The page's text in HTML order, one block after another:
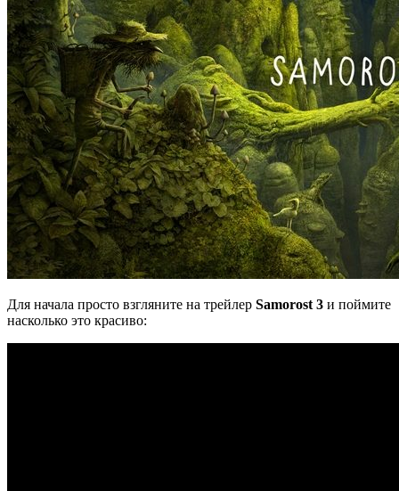
Для начала просто взгляните на трейлер Samorost 3 и поймите
насколько это красиво: